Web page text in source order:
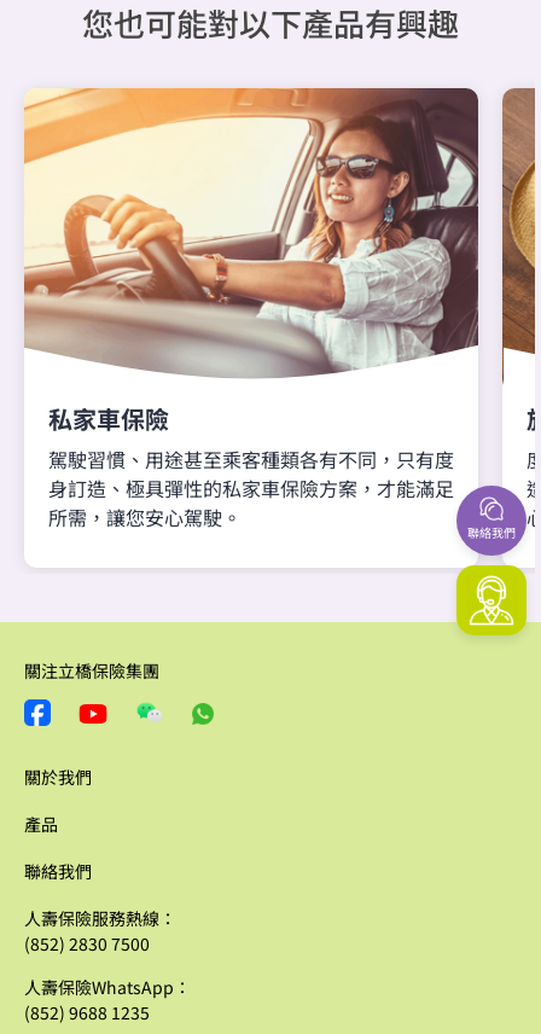
您也可能對以下產品有興趣
私家車保險
駕駛習慣、用途甚至乘客種類各有不同，只有度
身訂造、極具彈性的私家車保險方案，才能滿足
所需，讓您安心駕駛。
關注立橋保險集團
關於我們
產品
聯絡我們
人壽保險服務熱線：
(852) 2830 7500
人壽保險WhatsApp：
(852) 9688 1235
聯絡我們